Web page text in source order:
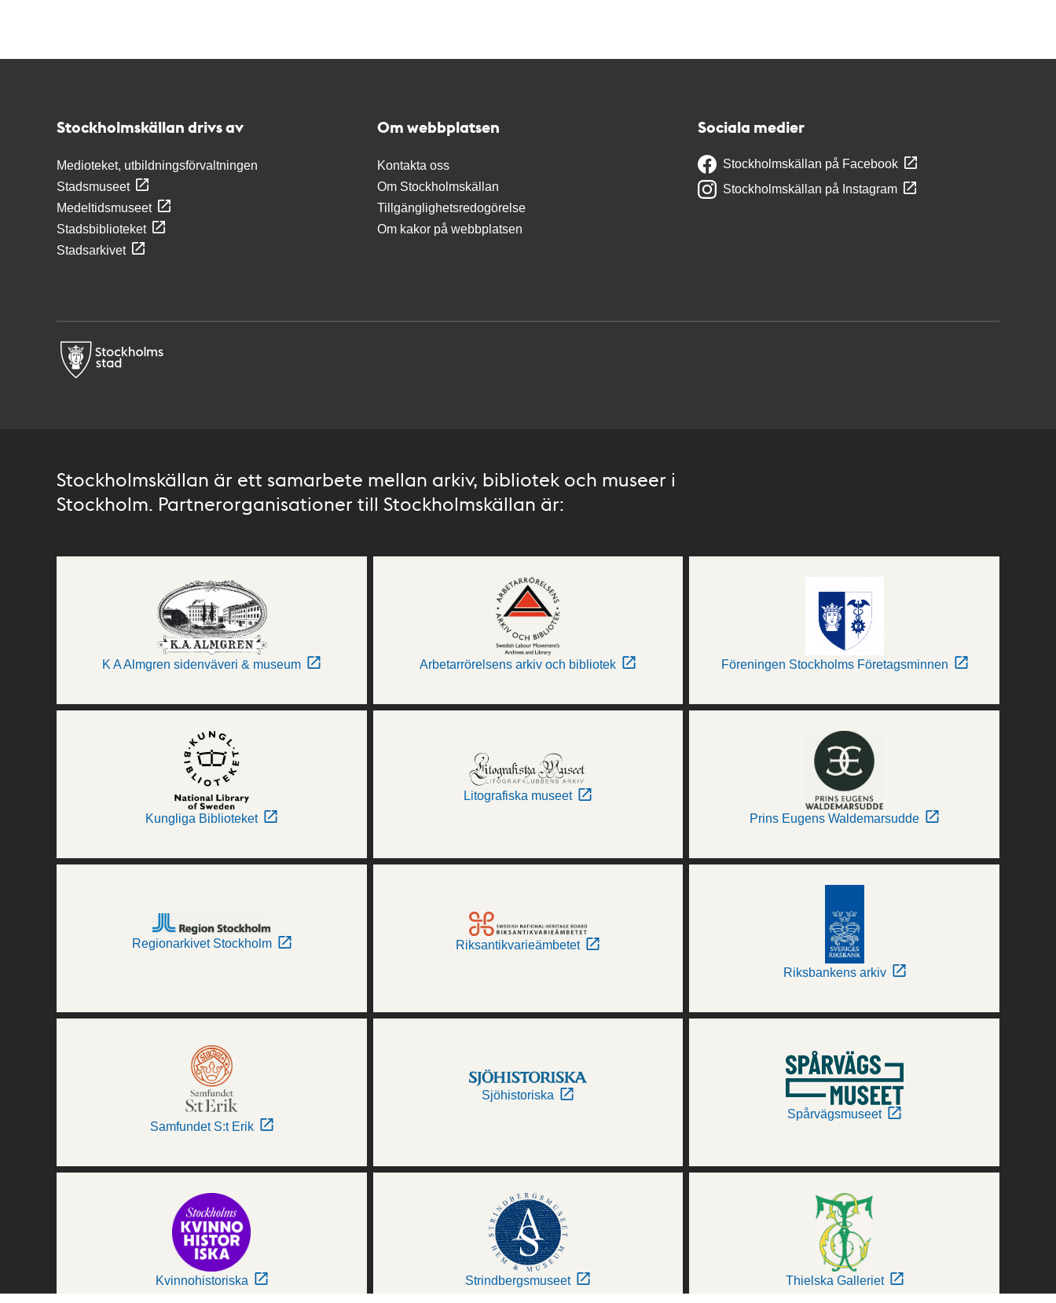
Stockholmskällan drivs av
Medioteket, utbildningsförvaltningen
Stadsmuseet
Medeltidsmuseet
Stadsbiblioteket
Stadsarkivet
Om webbplatsen
Kontakta oss
Om Stockholmskällan
Tillgänglighetsredogörelse
Om kakor på webbplatsen
Sociala medier
Stockholmskällan på Facebook
Stockholmskällan på Instagram
Stockholmskällan är ett samarbete mellan arkiv, bibliotek och museer i
Stockholm. Partnerorganisationer till Stockholmskällan är:
K A Almgren sidenväveri & museum Arbetarrörelsens arkiv och bibliotek Föreningen Stockholms Företagsminnen
Kungliga Biblioteket
Litografiska museet
Prins Eugens Waldemarsudde
Regionarkivet Stockholm Riksantikvarieämbetet
Riksbankens arkiv
Samfundet S:t Erik
Sjöhistoriska
Spårvägsmuseet
Kvinnohistoriska Strindbergsmuseet Thielska Galleriet